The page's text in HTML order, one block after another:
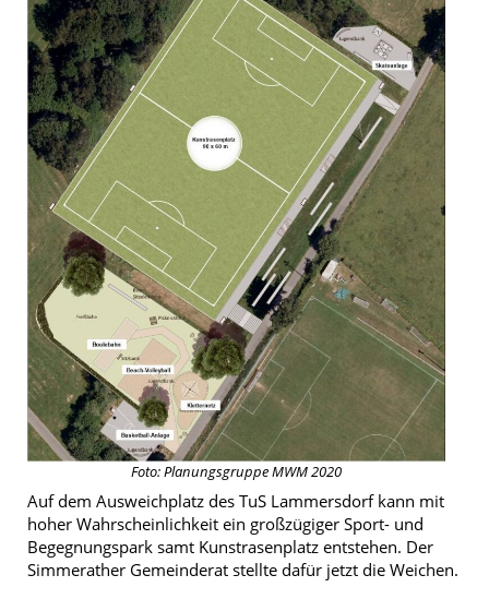
Foto: Planungsgruppe MWM 2020
Auf dem Ausweichplatz des TuS Lammersdorf kann mit
hoher Wahrscheinlichkeit ein großzügiger Sport- und
Begegnungspark samt Kunstrasenplatz entstehen. Der
Simmerather Gemeinderat stellte dafür jetzt die Weichen.